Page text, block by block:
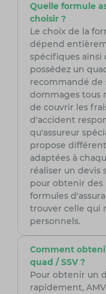
Quelle formule
choisir ?
Le choix de la
dépend
spécifiques ainsi
possédez un
recommandé de
dommages tous
de couvrir les
d'accident
qu'assureur
propose
adaptées à
réaliser un devis
pour obtenir des
formules
trouver celle qui
personnels.
Comment
quad / SSV ?
Pour obtenir un
rapidement,